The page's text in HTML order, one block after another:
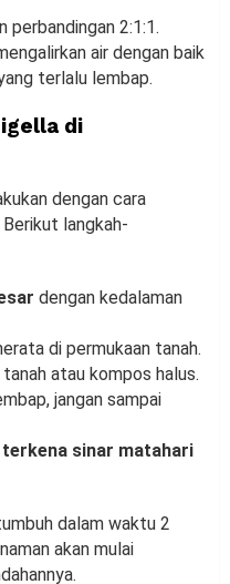
perbandingan 2:1:1.
air dengan baik
terlalu lembap.
di
dengan cara
langkah-
dengan kedalaman
di permukaan tanah.
atau kompos halus.
jangan sampai
sinar matahari
dalam waktu 2
akan mulai